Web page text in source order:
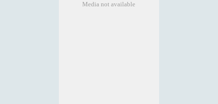
Media not available